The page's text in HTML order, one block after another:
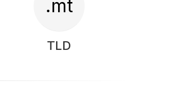
.mt
TLD